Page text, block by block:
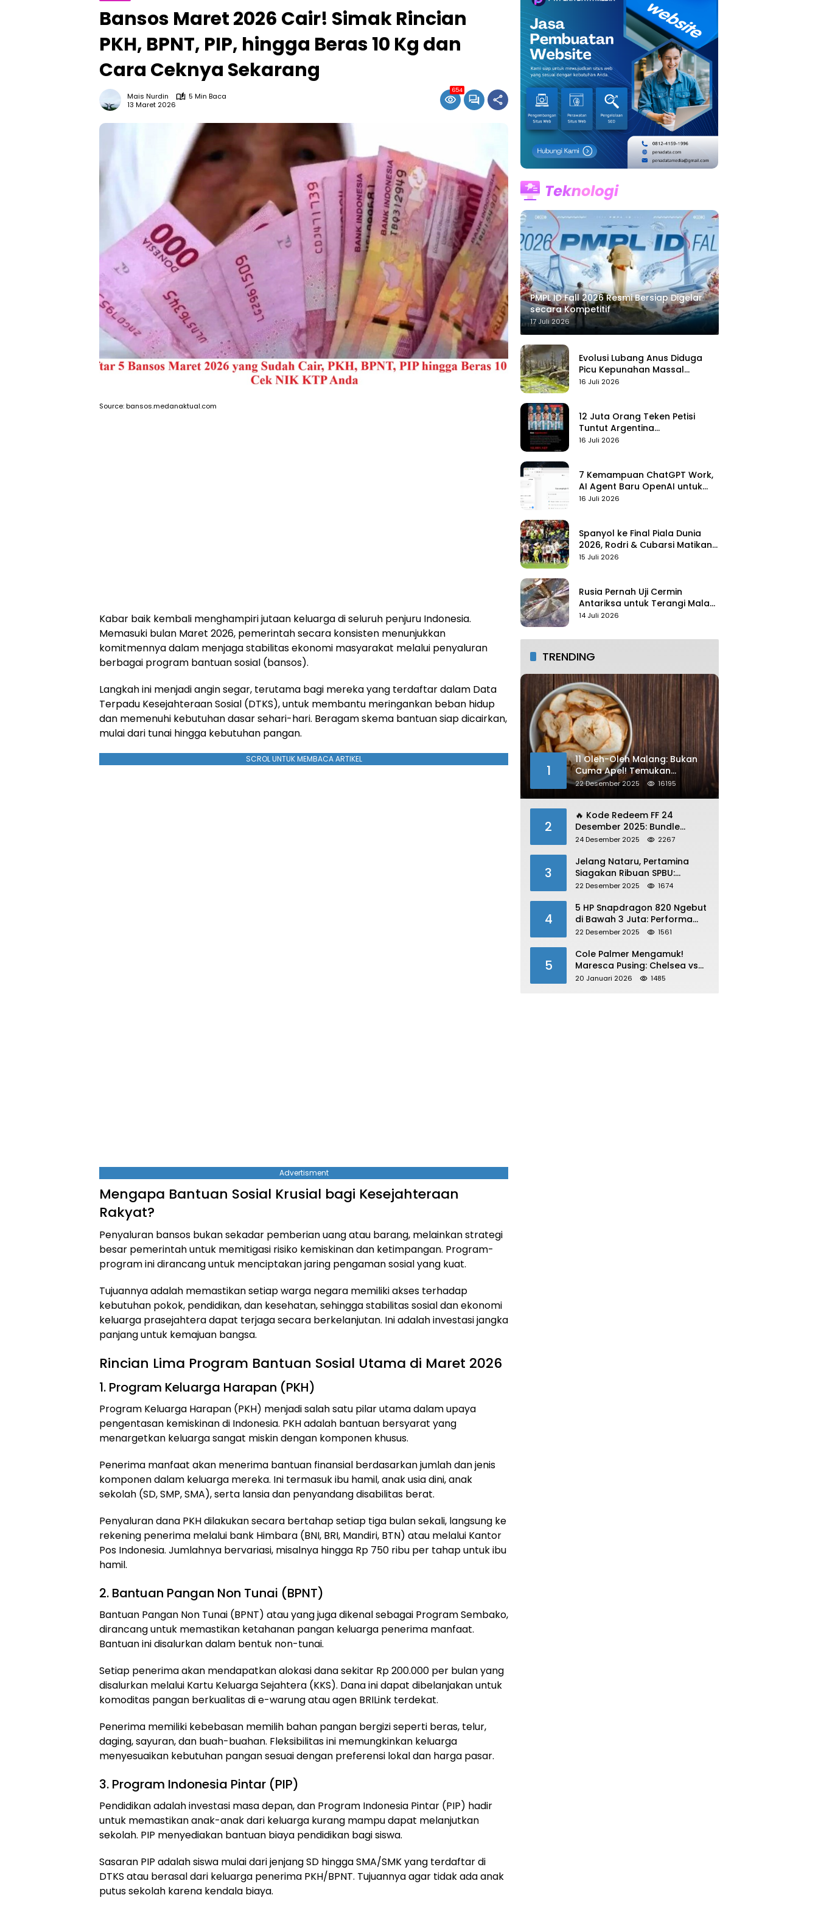
Bansos Maret 2026 Cair! Simak Rincian
PKH, BPNT, PIP, hingga Beras 10 Kg dan
Cara Ceknya Sekarang
Mais Nurdin
5 Min Baca
13 Maret 2026
654
Source: bansos.medanaktual.com
Kabar baik kembali menghampiri jutaan keluarga di seluruh penjuru Indonesia.
Memasuki bulan Maret 2026, pemerintah secara konsisten menunjukkan
komitmennya dalam menjaga stabilitas ekonomi masyarakat melalui penyaluran
berbagai program bantuan sosial (bansos).
Langkah ini menjadi angin segar, terutama bagi mereka yang terdaftar dalam Data
Terpadu Kesejahteraan Sosial (DTKS), untuk membantu meringankan beban hidup
dan memenuhi kebutuhan dasar sehari-hari. Beragam skema bantuan siap dicairkan,
mulai dari tunai hingga kebutuhan pangan.
SCROL UNTUK MEMBACA ARTIKEL
Advertisment
Mengapa Bantuan Sosial Krusial bagi Kesejahteraan
Rakyat?
Penyaluran bansos bukan sekadar pemberian uang atau barang, melainkan strategi
besar pemerintah untuk memitigasi risiko kemiskinan dan ketimpangan. Program-
program ini dirancang untuk menciptakan jaring pengaman sosial yang kuat.
Tujuannya adalah memastikan setiap warga negara memiliki akses terhadap
kebutuhan pokok, pendidikan, dan kesehatan, sehingga stabilitas sosial dan ekonomi
keluarga prasejahtera dapat terjaga secara berkelanjutan. Ini adalah investasi jangka
panjang untuk kemajuan bangsa.
Rincian Lima Program Bantuan Sosial Utama di Maret 2026
1. Program Keluarga Harapan (PKH)
Program Keluarga Harapan (PKH) menjadi salah satu pilar utama dalam upaya
pengentasan kemiskinan di Indonesia. PKH adalah bantuan bersyarat yang
menargetkan keluarga sangat miskin dengan komponen khusus.
Penerima manfaat akan menerima bantuan finansial berdasarkan jumlah dan jenis
komponen dalam keluarga mereka. Ini termasuk ibu hamil, anak usia dini, anak
sekolah (SD, SMP, SMA), serta lansia dan penyandang disabilitas berat.
Penyaluran dana PKH dilakukan secara bertahap setiap tiga bulan sekali, langsung ke
rekening penerima melalui bank Himbara (BNI, BRI, Mandiri, BTN) atau melalui Kantor
Pos Indonesia. Jumlahnya bervariasi, misalnya hingga Rp 750 ribu per tahap untuk ibu
hamil.
2. Bantuan Pangan Non Tunai (BPNT)
Bantuan Pangan Non Tunai (BPNT) atau yang juga dikenal sebagai Program Sembako,
dirancang untuk memastikan ketahanan pangan keluarga penerima manfaat.
Bantuan ini disalurkan dalam bentuk non-tunai.
Setiap penerima akan mendapatkan alokasi dana sekitar Rp 200.000 per bulan yang
disalurkan melalui Kartu Keluarga Sejahtera (KKS). Dana ini dapat dibelanjakan untuk
komoditas pangan berkualitas di e-warung atau agen BRILink terdekat.
Penerima memiliki kebebasan memilih bahan pangan bergizi seperti beras, telur,
daging, sayuran, dan buah-buahan. Fleksibilitas ini memungkinkan keluarga
menyesuaikan kebutuhan pangan sesuai dengan preferensi lokal dan harga pasar.
3. Program Indonesia Pintar (PIP)
Pendidikan adalah investasi masa depan, dan Program Indonesia Pintar (PIP) hadir
untuk memastikan anak-anak dari keluarga kurang mampu dapat melanjutkan
sekolah. PIP menyediakan bantuan biaya pendidikan bagi siswa.
Sasaran PIP adalah siswa mulai dari jenjang SD hingga SMA/SMK yang terdaftar di
DTKS atau berasal dari keluarga penerima PKH/BPNT. Tujuannya agar tidak ada anak
putus sekolah karena kendala biaya.
PMPL ID Fall 2026 Resmi Bersiap Digelar
secara Kompetitif
17 Juli 2026
Evolusi Lubang Anus Diduga
Picu Kepunahan Massal
Pertama di Bumi
16 Juli 2026
12 Juta Orang Teken Petisi
Tuntut Argentina
Didiskualifikasi
16 Juli 2026
7 Kemampuan ChatGPT Work,
AI Agent Baru OpenAI untuk
Kelola Kerja
16 Juli 2026
Spanyol ke Final Piala Dunia
2026, Rodri & Cubarsi Matikan
Mbappe
15 Juli 2026
Rusia Pernah Uji Cermin
Antariksa untuk Terangi Malam
Tanpa Lampu
14 Juli 2026
TRENDING
1
11 Oleh-Oleh Malang: Bukan
Cuma Apel! Temukan
Kelezatan Unik yang Wajib
22 Desember 2025 16195
2
🔥 Kode Redeem FF 24
Desember 2025: Bundle
Winterlands & Skin Langka
24 Desember 2025 2267
3
Jelang Nataru, Pertamina
Siagakan Ribuan SPBU:
Antisipasi Lonjakan Konsumsi
22 Desember 2025 1674
4
5 HP Snapdragon 820 Ngebut
di Bawah 3 Juta: Performa
Gahar!
22 Desember 2025 1561
5
Cole Palmer Mengamuk!
Maresca Pusing: Chelsea vs
Bournemouth Jadi Sorotan
20 Januari 2026 1485